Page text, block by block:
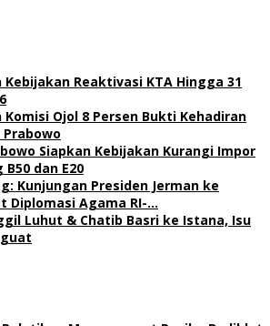
Kebijakan Reaktivasi KTA Hingga 31
Komisi Ojol 8 Persen Bukti Kehadiran
Siapkan Kebijakan Kurangi Impor
dan E20
Kunjungan Presiden Jerman ke
Diplomasi Agama RI-…
Luhut & Chatib Basri ke Istana, Isu